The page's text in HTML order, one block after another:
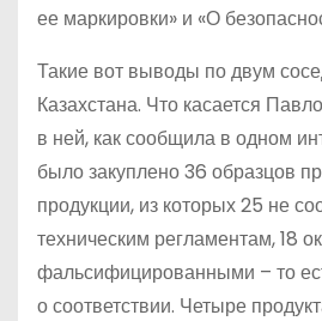
ее маркировки» и «О
Такие вот выводы по двум
Казахстана. Что касается
в ней, как сообщила в одном
было закуплено 36 образцов
продукции, из которых 25 не
техническим регламентам, 18
фальсифицированными – то
о соответствии. Четыре